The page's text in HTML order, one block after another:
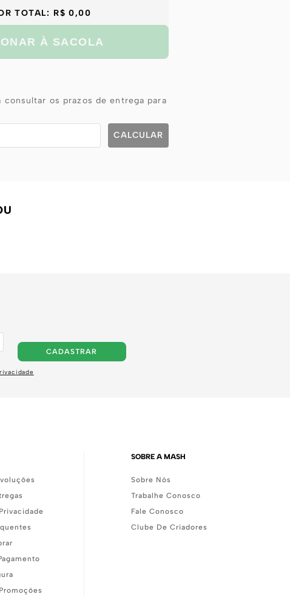
TOTAL: R$ 0,00
À SACOLA
consultar os prazos de entrega para
CADASTRAR
SOBRE A MASH
Sobre Nós
Trabalhe Conosco
Fale Conosco
Clube De Criadores